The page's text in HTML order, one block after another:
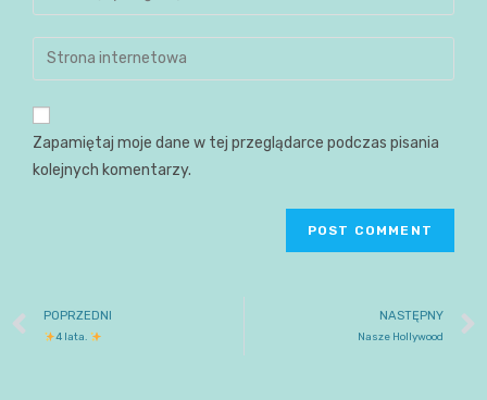
Zapamiętaj moje dane w tej przeglądarce podczas pisania
kolejnych komentarzy.
POPRZEDNI
4 lata.
NASTĘPNY
Nasze Hollywood